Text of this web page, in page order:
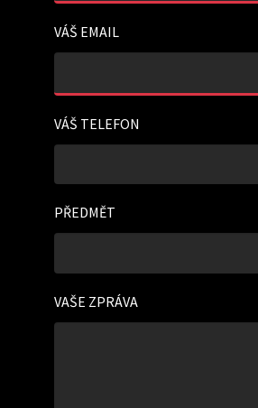
VÁŠ EMAIL
VÁŠ TELEFON
PŘEDMĚT
VAŠE ZPRÁVA